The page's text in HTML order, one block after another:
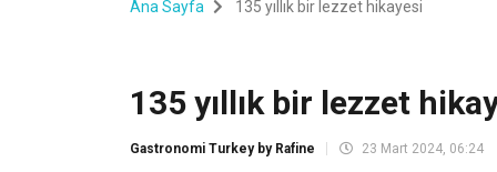
Ana Sayfa 135 yıllık bir lezzet hikayesi
135 yıllık bir lezzet
Gastronomi Turkey by Rafine 23 Mart 2024, 06:24